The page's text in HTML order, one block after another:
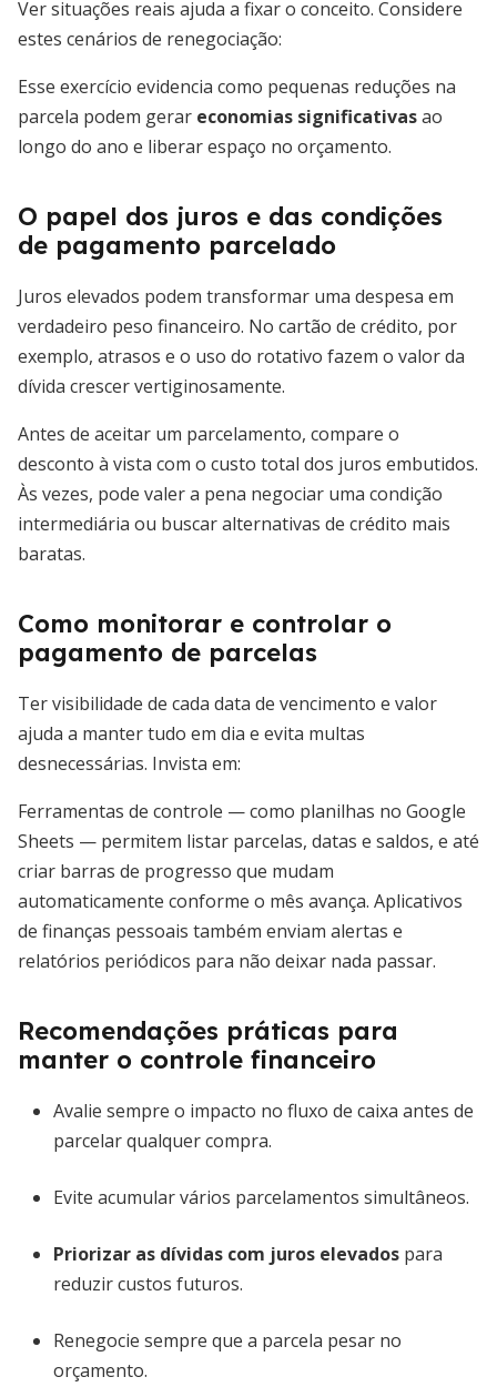
Ver situações reais ajuda a fixar o conceito. Considere
estes cenários de renegociação:
Esse exercício evidencia como pequenas reduções na
parcela podem gerar economias significativasao
longo do ano e liberar espaço no orçamento.
O papel dos juros e das condições
de pagamento parcelado
Juros elevados podem transformar uma despesa em
verdadeiro peso financeiro. No cartão de crédito, por
exemplo, atrasos e o uso do rotativo fazem o valor da
dívida crescer vertiginosamente.
Antes de aceitar um parcelamento, compare o
desconto à vista com o custo total dos juros embutidos.
Às vezes, pode valer a pena negociar uma condição
intermediária ou buscar alternativas de crédito mais
baratas.
Como monitorar e controlar o
pagamento de parcelas
Ter visibilidade de cada data de vencimento e valor
ajuda a manter tudo em dia e evita multas
desnecessárias. Invista em:
Ferramentas de controle — como planilhas no Google
Sheets — permitem listar parcelas, datas e saldos, e até
criar barras de progresso que mudam
automaticamente conforme o mês avança. Aplicativos
de finanças pessoais também enviam alertas e
relatórios periódicos para não deixar nada passar.
Recomendações práticas para
manter o controle financeiro
Avalie sempre o impacto no fluxo de caixa antes de
parcelar qualquer compra.
Evite acumular vários parcelamentos simultâneos.
Priorizar as dívidas com juros elevados para
reduzir custos futuros.
Renegocie sempre que a parcela pesar no
orçamento.